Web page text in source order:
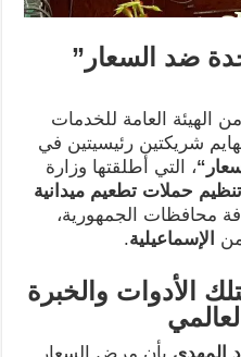
ضد السعار”
الهيئة العامة للخدمات
شريكتين رئيسيتين في
“، التي أطلقتها وزارة
تنظيم حملات تطعيم ميدانية
محافظات الجمهورية،
الإسماعيلية.
الأدوات والخبرة
المهديبأن مرض السعار